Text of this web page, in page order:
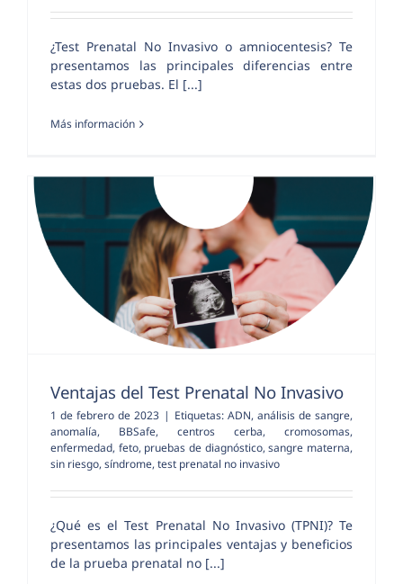
¿Test Prenatal No Invasivo o amniocentesis? Te
presentamos las principales diferencias entre
estas dos pruebas. El [...]
Más información
Ventajas del Test Prenatal No Invasivo
1 de febrero de 2023 | Etiquetas: ADN, análisis de sangre,
anomalía, BBSafe, centros cerba, cromosomas,
enfermedad, feto, pruebas de diagnóstico,sangre materna,
sin riesgo, síndrome, test prenatal no invasivo
¿Qué es el Test Prenatal No Invasivo (TPNI)? Te
presentamos las principales ventajas y beneficios
de la prueba prenatal no [...]